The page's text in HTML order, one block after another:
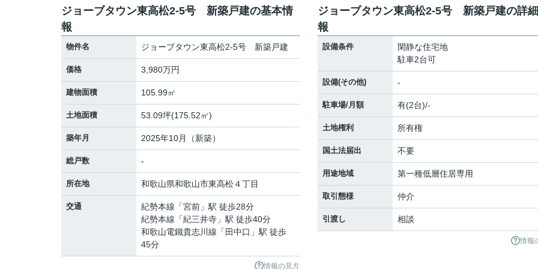
ジョーブタウン東高松2-5号 新築戸建の基本情
報
物件名 ジョーブタウン東高松2-5号 新築戸建
価格 3,980万円
建物面積 105.99㎡
土地面積 53.09坪(175.52㎡)
築年月 2025年10月（新築）
総戸数 -
所在地 和歌山県和歌山市東高松４丁目
交通 紀勢本線 「宮前 」駅 徒歩28分
紀勢本線 「紀三井寺 」駅 徒歩40分
和歌山電鐵貴志川線 「 田中口 」駅 徒歩
45分
情報の見方
ジョーブタウン東高松2-5号 新築戸建の詳
報
設備条件
閑静な住宅地
駐車2台可
設備(その他) -
駐車場/月額 有(2台)/-
土地権利 所有権
国土法届出 不要
用途地域 第一種低層住居専用
取引態様 仲介
引渡し 相談
情報